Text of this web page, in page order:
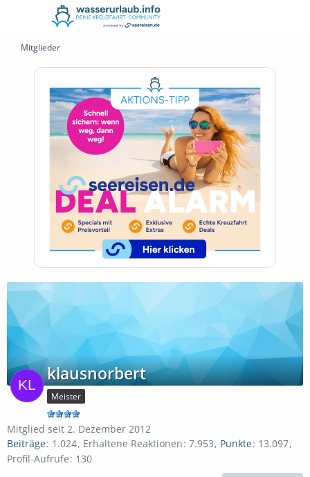
Mitglieder
klausnorbert
Meister
Mitglied seit 2. Dezember 2012
Beiträge 1.024 Erhaltene Reaktionen 7.953 Punkte 13.097
Profil-Aufrufe 130